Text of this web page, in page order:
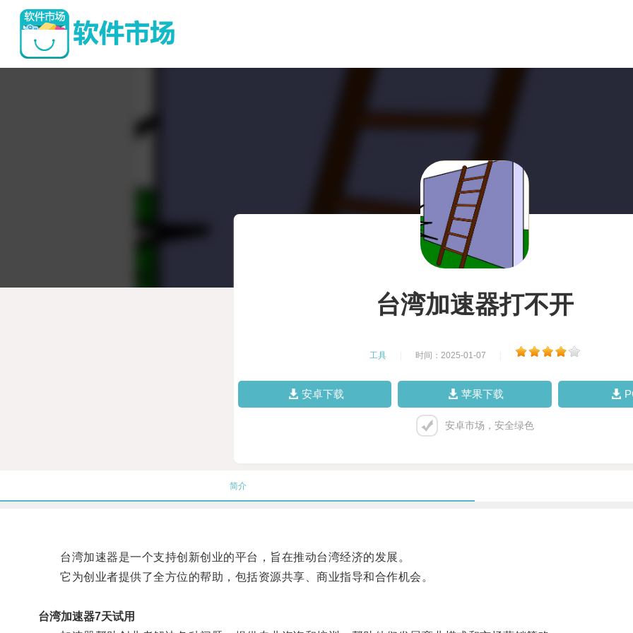
台湾加速器打不开
工具 时间：2025-01-07
安卓下载 苹果下载
安卓市场，安全绿色
简介
台湾加速器是一个支持创新创业的平台，旨在推动台湾经济的发展。
它为创业者提供了全方位的帮助，包括资源共享、商业指导和合作机会。
台湾加速器7天试用